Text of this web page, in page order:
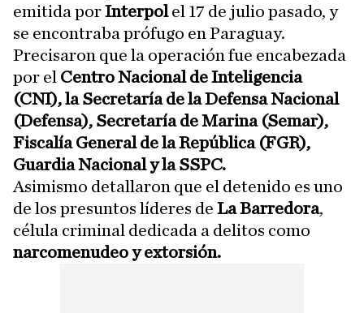
emitida porInterpolel 17 de julio pasado, y
se encontraba prófugo en Paraguay.
Precisaron que la operación fue encabezada
por el Centro Nacional de Inteligencia
(CNI), la Secretaría de la Defensa Nacional
(Defensa), Secretaría de Marina (Semar),
Fiscalía General de la República (FGR),
Guardia Nacional y la SSPC.
Asimismo detallaron que el detenido es uno
de los presuntos líderes de La Barredora,
célula criminal dedicada a delitos como
narcomenudeo y extorsión.